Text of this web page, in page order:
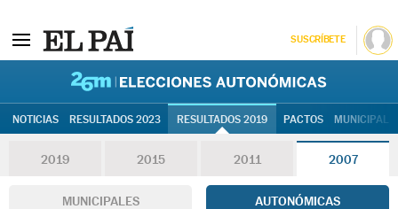
SUSCRÍBETE
NOTICIAS RESULTADOS 2023 RESULTADOS 2019 PACTOS
2019 2015 2011 2007
MUNICIPALES AUTONÓMICAS